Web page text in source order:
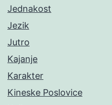
Jednakost
Jezik
Jutro
Kajanje
Karakter
Kineske Poslovice